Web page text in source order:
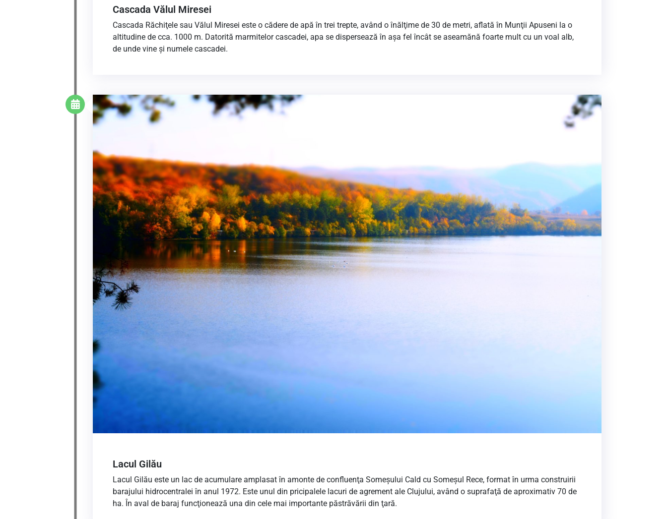
Cascada Vălul Miresei
Cascada Răchiţele sau Vălul Miresei este o cădere de apă în trei trepte, având o înălţime de 30 de metri, aflată în Munţii Apuseni la o
altitudine de cca. 1000 m. Datorită marmitelor cascadei, apa se dispersează în aşa fel încât se aseamănă foarte mult cu un voal alb,
de unde vine şi numele cascadei.
Lacul Gilău
Lacul Gilău este un lac de acumulare amplasat în amonte de confluenţa Someşului Cald cu Someşul Rece, format în urma construirii
barajului hidrocentralei în anul 1972. Este unul din pricipalele lacuri de agrement ale Clujului, având o suprafaţă de aproximativ 70 de
ha. În aval de baraj funcţionează una din cele mai importante păstrăvării din ţară.